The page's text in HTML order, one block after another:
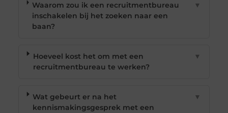
Waarom zou ik een recruitmentbureau
inschakelen bij het zoeken naar een
baan?
▼
Hoeveel kost het om met een
recruitmentbureau te werken?
▼
Wat gebeurt er na het
kennismakingsgesprek met een
▼